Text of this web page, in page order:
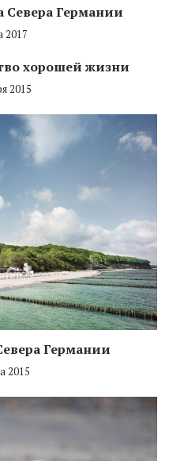
Севера Германии
2017
хорошей жизни
2015
Германии
2015